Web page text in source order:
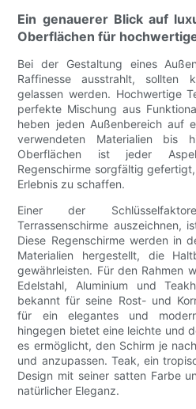
Ein genauerer Blick auf
Oberflächen für
Bei der Gestaltung eines
Raffinesse ausstrahlt, sollten
gelassen werden. Hochwertige
perfekte Mischung aus
heben jeden Außenbereich auf
verwendeten Materialien bis
Oberflächen ist jeder
Regenschirme sorgfältig
Erlebnis zu schaffen.
Einer der
Terrassenschirme auszeichnen,
Diese Regenschirme werden in
Materialien hergestellt, die
gewährleisten. Für den Rahmen
Edelstahl, Aluminium und
bekannt für seine Rost- und
für ein elegantes und
hingegen bietet eine leichte und
es ermöglicht, den Schirm je
und anzupassen. Teak, ein
Design mit seiner satten Farbe
natürlicher Eleganz.